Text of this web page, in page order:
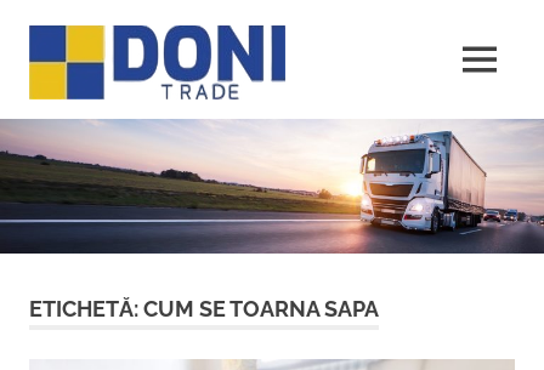
conținut
MENU
ETICHETĂ:CUM SE TOARNA SAPA